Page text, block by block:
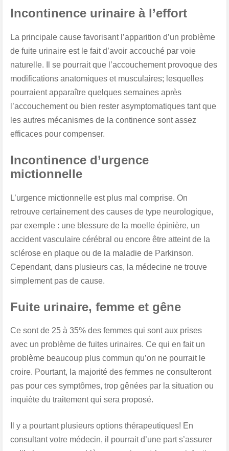
Incontinence urinaire à l’effort
La principale cause favorisant l’apparition d’un problème
de fuite urinaire est le fait d’avoir accouché par voie
naturelle. Il se pourrait que l’accouchement provoque des
modifications anatomiques et musculaires; lesquelles
pourraient apparaître quelques semaines après
l’accouchement ou bien rester asymptomatiques tant que
les autres mécanismes de la continence sont assez
efficaces pour compenser.
Incontinence d’urgence
mictionnelle
L’urgence mictionnelle est plus mal comprise. On
retrouve certainement des causes de type neurologique,
par exemple : une blessure de la moelle épinière, un
accident vasculaire cérébral ou encore être atteint de la
sclérose en plaque ou de la maladie de Parkinson.
Cependant, dans plusieurs cas, la médecine ne trouve
simplement pas de cause.
Fuite urinaire, femme et gêne
Ce sont de 25 à 35% des femmes qui sont aux prises
avec un problème de fuites urinaires. Ce qui en fait un
problème beaucoup plus commun qu’on ne pourrait le
croire. Pourtant, la majorité des femmes ne consulteront
pas pour ces symptômes, trop gênées par la situation ou
inquiète du traitement qui sera proposé.
Il y a pourtant plusieurs options thérapeutiques! En
consultant votre médecin, il pourrait d’une part s’assurer